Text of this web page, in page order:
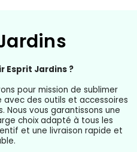
Esprit Jardins ?
pour mission de sublimer
des outils et accessoires
Nous vous garantissons une
choix adapté à tous les
et une livraison rapide et